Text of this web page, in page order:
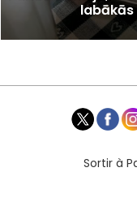
labākās
Sortir à